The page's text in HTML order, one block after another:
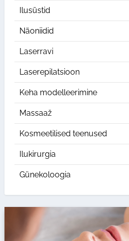
Ilusüstid
Näoniidid
Laserravi
Laserepilatsioon
Keha modelleerimine
Massaaž
Kosmeetilised teenused
Ilukirurgia
Günekoloogia